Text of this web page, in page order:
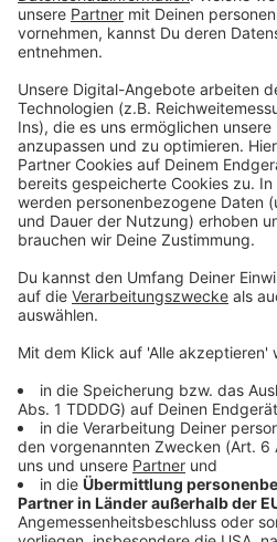
Du möchtest uns
Studio
© dpa-
Welt